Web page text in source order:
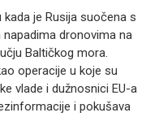
je Rusija suočena s
dronovima na
Baltičkog mora.
operacije u koje su
vlade i dužnosnici EU-a
i pokušava